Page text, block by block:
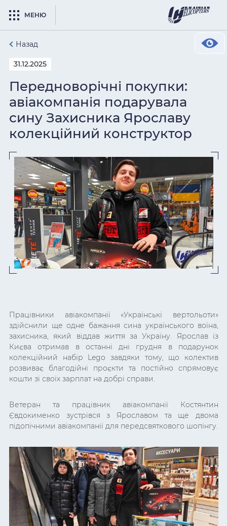
МЕНЮ
Назад
31.12.2025
Передноворічні покупки:
авіакомпанія подарувала
сину Захисника Ярославу
колекційний конструктор
Працівники авіакомпанії «Українські вертольоти»
здійснили ще одне бажання сина українського воїна,
захисника, який віддав життя за Україну. Ярослав із
Києва отримав в останні дні грудня в подарунок
колекційний набір Lego завдяки тому, що колектив
розвиває благодійні проєкти та постійно спрямовує
кошти зі своїх зарплат на добрі справи.
Ветеран та працівник авіакомпанії Костянтин
Євдокименко зустрівся з Ярославом та ще двома
підопічними авіакомпанії для передсвяткового шопінгу.